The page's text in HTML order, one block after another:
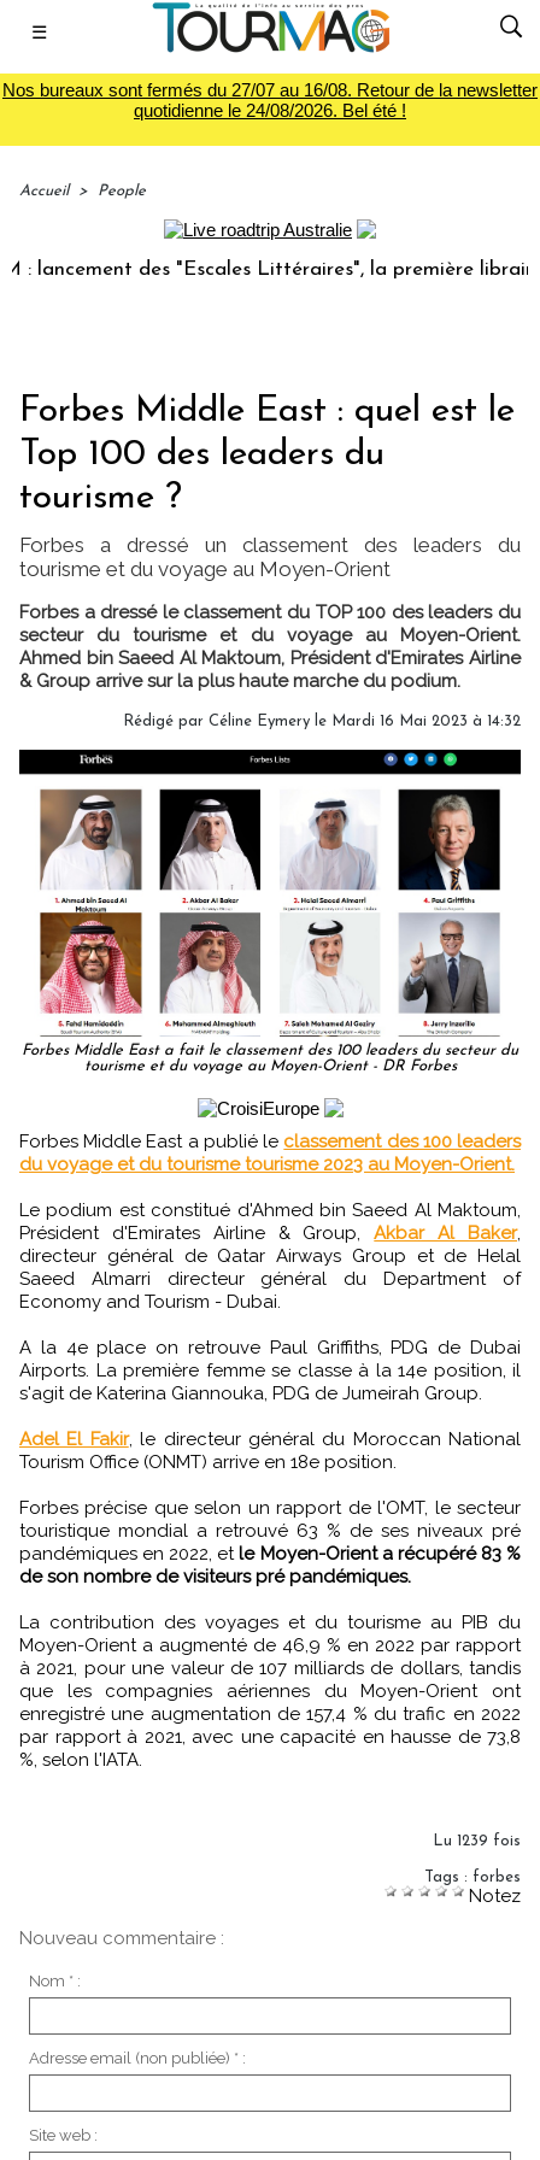
☰
Nos bureaux sont fermés du 27/07 au 16/08. Retour de la newsletter
quotidienne le 24/08/2026. Bel été !
Accueil > People
des "Escales Littéraires", la première librairie
Forbes Middle East : quel est le
Top 100 des leaders du
tourisme ?
Forbes a dressé un classement des leaders du
tourisme et du voyage au Moyen-Orient
Forbes a dressé le classement du TOP 100 des leaders du
secteur du tourisme et du voyage au Moyen-Orient.
Ahmed bin Saeed Al Maktoum, Président d'Emirates Airline
& Group arrive sur la plus haute marche du podium.
Rédigé par Céline Eymery le Mardi 16 Mai 2023 à 14:32
Forbes Middle East a fait le classement des 100 leaders du secteur du
tourisme et du voyage au Moyen-Orient - DR Forbes
Forbes Middle East a publié le classement des 100 leaders
du voyage et du tourisme tourisme 2023 au Moyen-Orient.
Le podium est constitué d'Ahmed bin Saeed Al Maktoum,
Président d'Emirates Airline & Group,Akbar Al Baker,
directeur général de Qatar Airways Group et de Helal
Saeed Almarri directeur général du Department of
Economy and Tourism - Dubai.
A la 4e place on retrouve Paul Griffiths, PDG de Dubai
Airports. La première femme se classe à la 14e position, il
s'agit de Katerina Giannouka, PDG de Jumeirah Group.
Adel El Fakir, le directeur général du Moroccan National
Tourism Office (ONMT) arrive en 18e position.
Forbes précise que selon un rapport de l'OMT, le secteur
touristique mondial a retrouvé 63 % de ses niveaux pré
pandémiques en 2022, etle Moyen-Orient a récupéré 83 %
de son nombre de visiteurs pré pandémiques.
La contribution des voyages et du tourisme au PIB du
Moyen-Orient a augmenté de 46,9 % en 2022 par rapport
à 2021, pour une valeur de 107 milliards de dollars, tandis
que les compagnies aériennes du Moyen-Orient ont
enregistré une augmentation de 157,4 % du trafic en 2022
par rapport à 2021, avec une capacité en hausse de 73,8
%, selon l'IATA.
Lu 1239 fois
Tags : forbes
Notez
Nouveau commentaire :
Nom * :
Adresse email (non publiée) * :
Site web :